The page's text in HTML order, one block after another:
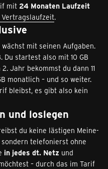
mit 24 Monaten Laufzeit
Vertragslaufzeit.
mit seinen Aufgaben.
Du startest also mit 10 GB
Jahr bekommst du dann 11
monatlich – und so weiter.
bleibst, es gibt also kein
und loslegen
du keine lästigen Meine-
telefonierst ohne
in jedes dt. Netz und
– durch das im Tarif